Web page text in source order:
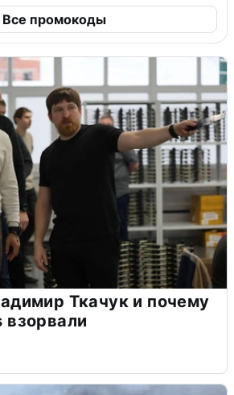
Все промокоды
Ткачук и почему
взорвали